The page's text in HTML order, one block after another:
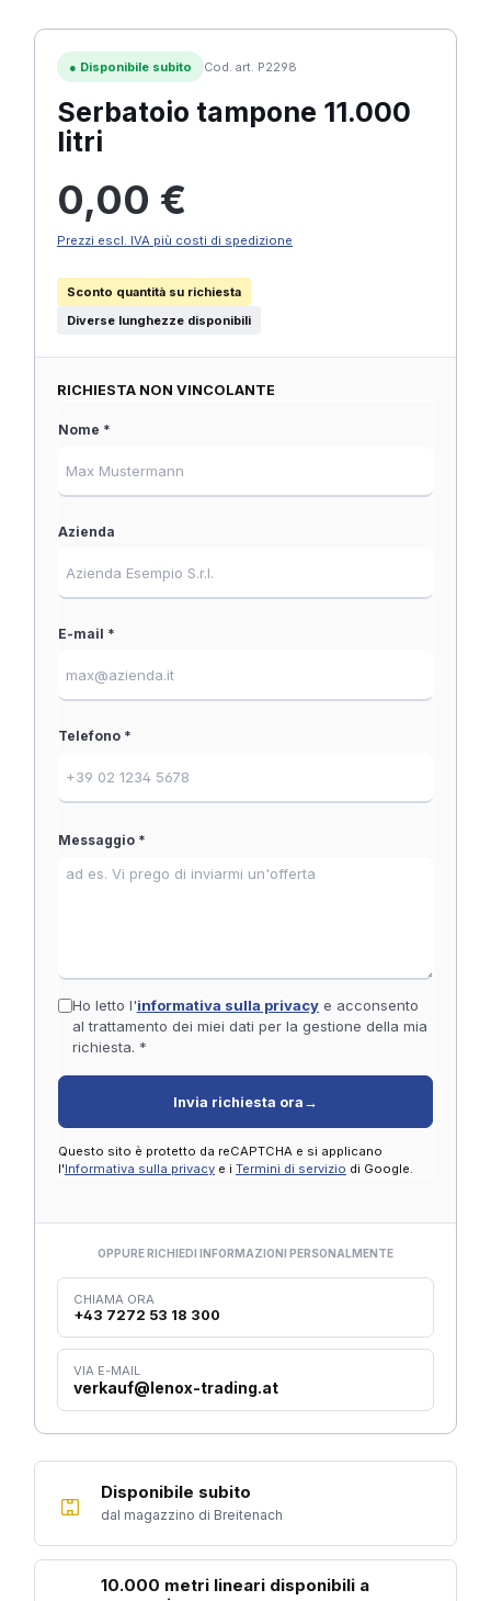
● Disponibile subito Cod. art. P2298
Serbatoio tampone 11.000
litri
0,00 €
Prezzi escl. IVA più costi di spedizione
Sconto quantità su richiesta
Diverse lunghezze disponibili
RICHIESTA NON VINCOLANTE
Nome *
Azienda
E-mail *
Telefono *
Messaggio *
Ho letto l'informativa sulla privacye acconsento
al trattamento dei miei dati per la gestione della mia
richiesta. *
Invia richiesta ora →
Questo sito è protetto da reCAPTCHA e si applicano
l'Informativa sulla privacy e i Termini di servizio di Google.
OPPURE RICHIEDI INFORMAZIONI PERSONALMENTE
CHIAMA ORA
+43 7272 53 18 300
VIA E-MAIL
verkauf@lenox-trading.at
Disponibile subito
dal magazzino di Breitenach
10.000 metri lineari disponibili a